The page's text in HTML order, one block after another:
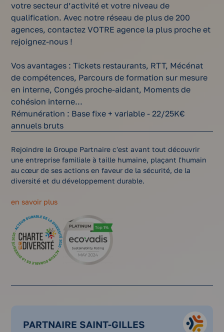
votre secteur d’activité et votre niveau de
qualification. Avec notre réseau de plus de 200
agences, contactez VOTRE agence la plus proche et
rejoignez-nous !
Vos avantages : Tickets restaurants, RTT, Mécénat
de compétences, Parcours de formation sur mesure
en interne, Congés proche-aidant, Moments de
cohésion interne...
Rémunération : Base fixe + variable - 22/25K€
annuels bruts
Rejoindre le Groupe Partnaire c'est avant tout découvrir
une entreprise familiale à taille humaine, plaçant l'humain
au cœur de ses actions en faveur de la sécurité, de la
diversité et du développement durable.
en savoir plus
PARTNAIRE SAINT-GILLES